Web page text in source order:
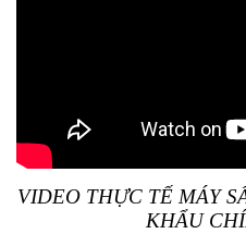
VIDEO THỰC TẾ MÁY
KHẨU